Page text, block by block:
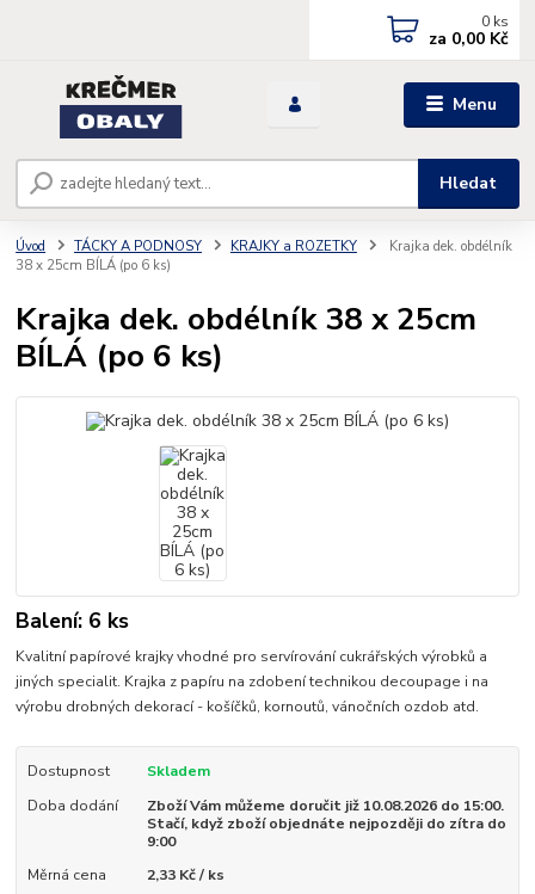
Menu
Hledat
0 ks
za 0,00 Kč
Úvod TÁCKY A PODNOSY KRAJKY a ROZETKY
Krajka dek. obdélník
38 x 25cm BÍLÁ (po 6 ks)
Krajka dek. obdélník 38 x 25cm
BÍLÁ (po 6 ks)
Balení: 6 ks
Kvalitní papírové krajky vhodné pro servírování cukrářských výrobků a
jiných specialit. Krajka z papíru na zdobení technikou decoupage i na
výrobu drobných dekorací - košíčků, kornoutů, vánočních ozdob atd.
Dostupnost
Skladem
Doba dodání
Zboží Vám můžeme doručit již 10.08.2026 do 15:00.
Stačí, když zboží objednáte nejpozději do zítra do
9:00
Měrná cena
2,33 Kč / ks